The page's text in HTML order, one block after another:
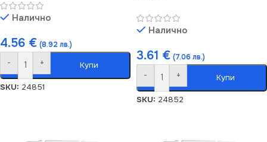
Налично
4.56 € (8.92 лв.)
- + Купи
SKU: 24851
Налично
3.61 € (7.06 лв.)
- + Купи
SKU: 24852